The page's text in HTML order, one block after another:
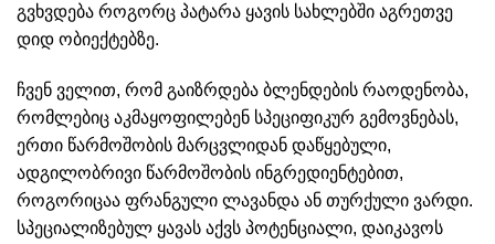
გვხვდება როგორც პატარა ყავის სახლებში აგრეთვე
დიდ ობიექტებზე.
ჩვენ ველით, რომ გაიზრდება ბლენდების რაოდენობა,
რომლებიც აკმაყოფილებენ სპეციფიკურ გემოვნებას,
ერთი წარმოშობის მარცვლიდან დაწყებული,
ადგილობრივი წარმოშობის ინგრედიენტებით,
როგორიცაა ფრანგული ლავანდა ან თურქული ვარდი.
სპეციალიზებულ ყავას აქვს პოტენციალი, დაიკავოს